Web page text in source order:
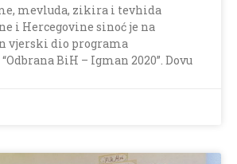
mevluda, zikira i tevhida
i Hercegovine sinoć je na
vjerski dio programa
BiH – Igman 2020”. Dovu